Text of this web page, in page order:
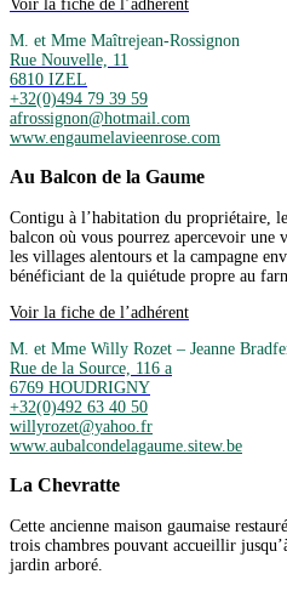
Voir la fiche de l’adhérent
M. et Mme Maîtrejean-Rossignon
Rue Nouvelle, 11
6810 IZEL
+32(0)494 79 39 59
afrossignon@hotmail.com
www.engaumelavieenrose.com
Au Balcon de la Gaume
Contigu à l’habitation du propriétaire,
balcon où vous pourrez apercevoir une
les villages alentours et la campagne
bénéficiant de la quiétude propre au
Voir la fiche de l’adhérent
M. et Mme Willy Rozet – Jeanne
Rue de la Source, 116 a
6769 HOUDRIGNY
+32(0)492 63 40 50
willyrozet@yahoo.fr
www.aubalcondelagaume.sitew.be
La Chevratte
Cette ancienne maison gaumaise
trois chambres pouvant accueillir
jardin arboré.